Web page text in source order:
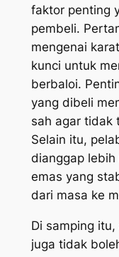
faktor penting
pembeli.
mengenai
kunci untuk
berbaloi.
yang dibeli
sah agar tidak
Selain itu,
dianggap lebih
emas yang
dari masa ke
Di samping
juga tidak